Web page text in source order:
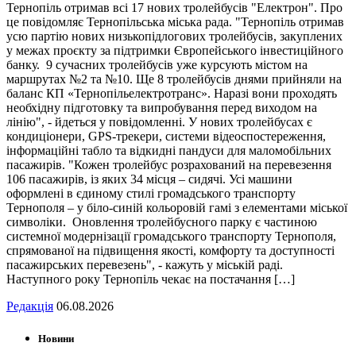
Тернопіль отримав всі 17 нових тролейбусів "Електрон". Про
це повідомляє Тернопільська міська рада. "Тернопіль отримав
усю партію нових низькопідлогових тролейбусів, закуплених
у межах проєкту за підтримки Європейського інвестиційного
банку. 9 сучасних тролейбусів уже курсують містом на
маршрутах №2 та №10. Ще 8 тролейбусів днями прийняли на
баланс КП «Тернопільелектротранс». Наразі вони проходять
необхідну підготовку та випробування перед виходом на
лінію", - йдеться у повідомленні. У нових тролейбусах є
кондиціонери, GPS-трекери, системи відеоспостереження,
інформаційні табло та відкидні пандуси для маломобільних
пасажирів. "Кожен тролейбус розрахований на перевезення
106 пасажирів, із яких 34 місця – сидячі. Усі машини
оформлені в єдиному стилі громадського транспорту
Тернополя – у біло-синій кольоровій гамі з елементами міської
символіки. Оновлення тролейбусного парку є частиною
системної модернізації громадського транспорту Тернополя,
спрямованої на підвищення якості, комфорту та доступності
пасажирських перевезень", - кажуть у міській раді.
Наступного року Тернопіль чекає на постачання […]
Редакція 06.08.2026
Новини